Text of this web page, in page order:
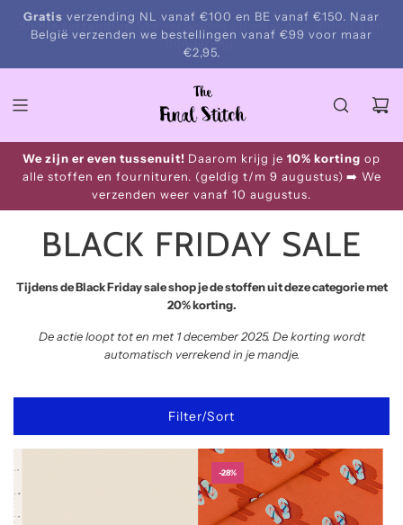
p
o
e
Gratis verzending NL vanaf €100 en BE vanaf €150. Naar
België verzenden we bestellingen vanaf €99 voor maar
€2,95.
Snelle verzending
We zijn er even tussenuit! Daarom krijg je 10% korting op
alle stoffen en fournituren. (geldig t/m 9 augustus) ➡️ We
verzenden weer vanaf 10 augustus.
BLACK FRIDAY SALE
Tijdens de Black Friday sale shop je de stoffen uit deze categorie met
20% korting.
De actie loopt tot en met 1 december 2025. De korting wordt
automatisch verrekend in je mandje.
Filter/Sort
-28%